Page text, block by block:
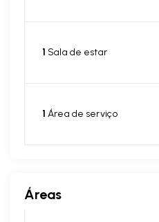
1 Sala de estar
1 Área de serviço
Áreas